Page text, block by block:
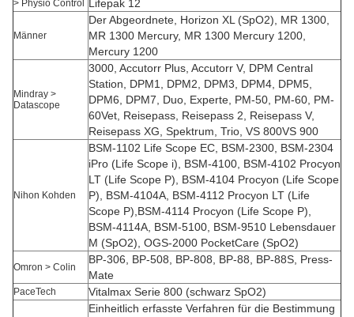
> Physio Control Lifepak 12
Männer
Der Abgeordnete, Horizon XL (SpO2), MR 1300,
MR 1300 Mercury, MR 1300 Mercury 1200,
Mercury 1200
Mindray >
Datascope
3000, Accutorr Plus, Accutorr V, DPM Central
Station, DPM1, DPM2, DPM3, DPM4, DPM5,
DPM6, DPM7, Duo, Experte, PM-50, PM-60, PM-
60Vet, Reisepass, Reisepass 2, Reisepass V,
Reisepass XG, Spektrum, Trio, VS 800VS 900
Nihon Kohden
BSM-1102 Life Scope EC, BSM-2300, BSM-2304
iPro (Life Scope i), BSM-4100, BSM-4102 Procyon
LT (Life Scope P), BSM-4104 Procyon (Life Scope
P), BSM-4104A, BSM-4112 Procyon LT (Life
Scope P),BSM-4114 Procyon (Life Scope P),
BSM-4114A, BSM-5100, BSM-9510 Lebensdauer
M (SpO2), OGS-2000 PocketCare (SpO2)
Omron > Colin
BP-306, BP-508, BP-808, BP-88, BP-88S, Press-
Mate
PaceTech Vitalmax Serie 800 (schwarz SpO2)
Einheitlich erfasste Verfahren für die Bestimmung